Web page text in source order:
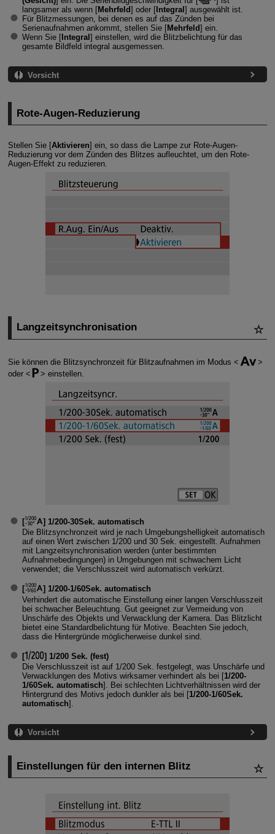
langsamer als wenn [Mehrfeld] oder [Integral ] ausgewählt ist.
Für Blitzmessungen, bei denen es auf das Zünden bei
Serienaufnahmen ankommt, stellen Sie [Mehrfeld] ein.
Wenn Sie [Integral ] einstellen, wird die Blitzbelichtung für das
gesamte Bildfeld integral ausgemessen.
Vorsicht
Rote-Augen-Reduzierung
Stellen Sie [Aktivieren] ein, so dass die Lampe zur Rote-Augen-
Reduzierung vor dem Zünden des Blitzes aufleuchtet, um den Rote-
Augen-Effekt zu reduzieren.
Langzeitsynchronisation
Sie können die Blitzsynchronzeit für Blitzaufnahmen im Modus
oder
einstellen.
[ ] 1/200-30Sek. automatisch
Die Blitzsynchronzeit wird je nach Umgebungshelligkeit automatisch
auf einen Wert zwischen 1/200 und 30 Sek. eingestellt. Aufnahmen
mit Langzeitsynchronisation werden (unter bestimmten
Aufnahmebedingungen) in Umgebungen mit schwachem Licht
verwendet; die Verschlusszeit wird automatisch verkürzt.
[ ] 1/200-1/60Sek. automatisch
Verhindert die automatische Einstellung einer langen Verschlusszeit
bei schwacher Beleuchtung. Gut geeignet zur Vermeidung von
Unschärfe des Objekts und Verwacklung der Kamera. Das Blitzlicht
bietet eine Standardbelichtung für Motive. Beachten Sie jedoch,
dass die Hintergründe möglicherweise dunkel sind.
[ ] 1/200 Sek. (fest)
Die Verschlusszeit ist auf 1/200 Sek. festgelegt, was Unschärfe und
Verwacklungen des Motivs wirksamer verhindert als bei [1/200-
1/60Sek. automatisch]. Bei schlechten Lichtverhältnissen wird der
Hintergrund des Motivs jedoch dunkler als bei [1/200-1/60Sek.
automatisch].
Vorsicht
Einstellungen für den internen Blitz